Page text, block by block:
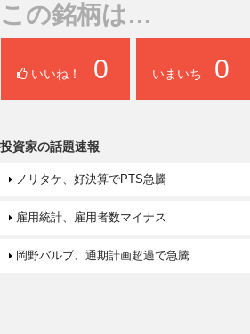
この銘柄は…
いいね！ 0 いまいち 0
投資家の話題速報
ノリタケ、好決算でPTS急騰
雇用統計、雇用者数マイナス
岡野バルブ、通期計画超過で急騰